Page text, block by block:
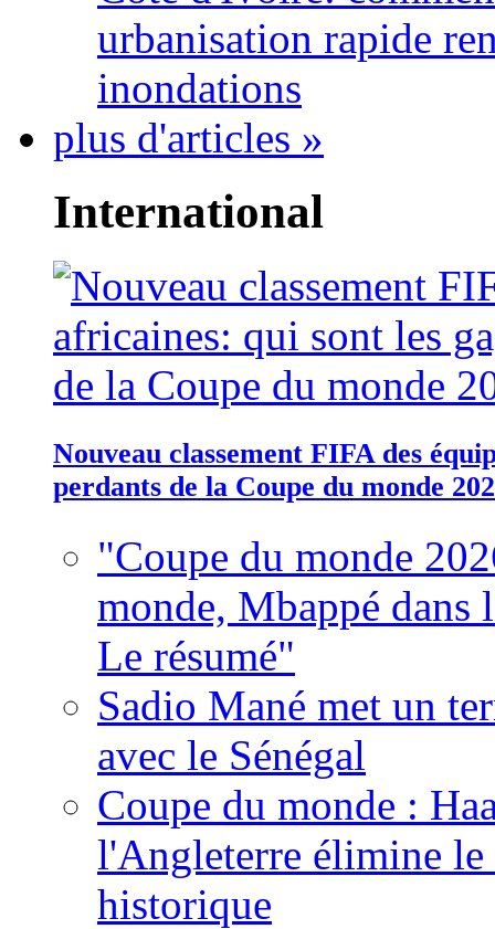
urbanisation rapide
inondations
plus d'articles »
International
Nouveau classement FIFA des
perdants de la Coupe du monde
"Coupe du monde
monde, Mbappé dans
Le résumé"
Sadio Mané met un
avec le Sénégal
Coupe du monde :
l'Angleterre élimine
historique